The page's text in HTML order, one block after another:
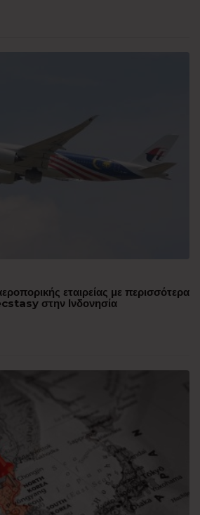
εταιρείας με περισσότερα
στην Ινδονησία